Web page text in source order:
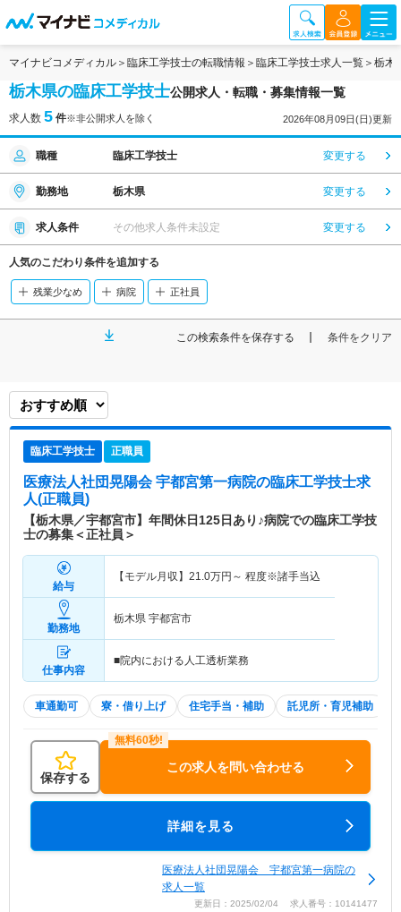
マイナビコメディカル 臨床工学技士の転職情報 臨床工学技士求人一覧 栃木
栃木県の臨床工学技士公開求人・転職・募集情報一覧
求人数 5 件※非公開求人を除く 2026年08月09日(日)更新
職種 臨床工学技士 変更する
勤務地 栃木県 変更する
求人条件 その他求人条件未設定 変更する
人気のこだわり条件を追加する
残業少なめ 病院 正社員
この検索条件を保存する 条件をクリア
臨床工学技士 正職員
医療法人社団晃陽会 宇都宮第一病院の臨床工学技士求
人(正職員)
【栃木県／宇都宮市】年間休日125日あり♪病院での臨床工学技
士の募集＜正社員＞
給与
【モデル月収】 21.0万円～ 程度※諸手当込
勤務地
栃木県 宇都宮市
仕事内容
■院内における人工透析業務
車通勤可 寮・借り上げ 住宅手当・補助 託児所・育児補助
保存する
この求人を問い合わせる
詳細を見る
医療法人社団晃陽会 宇都宮第一病院の
求人一覧
更新日：2025/02/04 求人番号：10141477